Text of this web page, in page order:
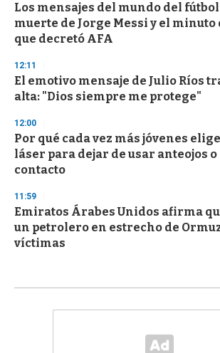
Los mensajes del mundo del
muerte de Jorge Messi y el
que decretó AFA
12:11
El emotivo mensaje de Julio Ríos
alta: "Dios siempre me protege"
12:00
Por qué cada vez más jóvenes
láser para dejar de usar anteojos
contacto
11:59
Emiratos Árabes Unidos afirma
un petrolero en estrecho de
víctimas